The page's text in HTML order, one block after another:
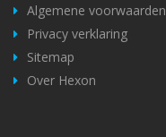
Algemene voorwaarden
Privacy verklaring
Sitemap
Over Hexon